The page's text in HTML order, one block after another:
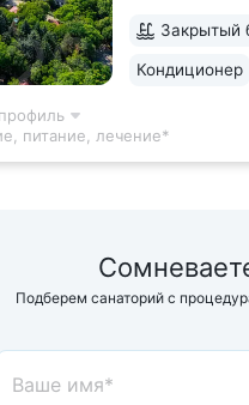
леса, у
деревьями,
Закрытый
Кондиционер
питание, лечение*
Подберем санаторий с